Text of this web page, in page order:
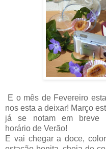
E o mês de Fevereiro
nos esta a deixar! Março
já se notam em breve
horário de Verão!
E vai chegar a doce,